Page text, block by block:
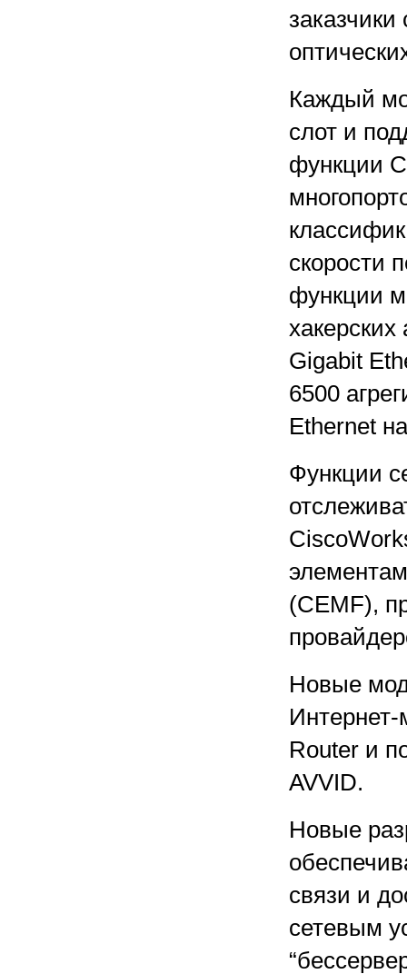
Каждый
слот и
функции
скорости
функции
Gigabit
6500
Ethernet
Функции
(CEMF),
Новые
Router и
AVVID.
Новые
связи и
сетевым